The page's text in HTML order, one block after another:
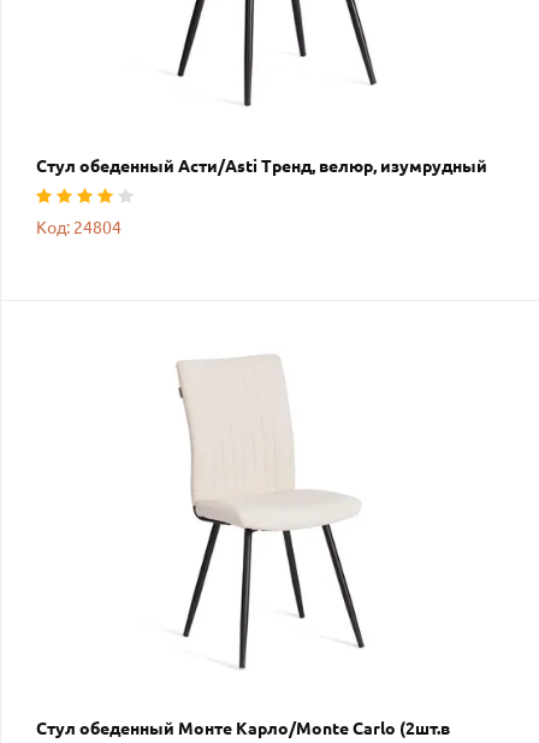
Стул обеденный Асти/Asti Тренд, велюр, изумрудный
Код: 24804
Стул обеденный Монте Карло/Monte Carlo (2шт.в